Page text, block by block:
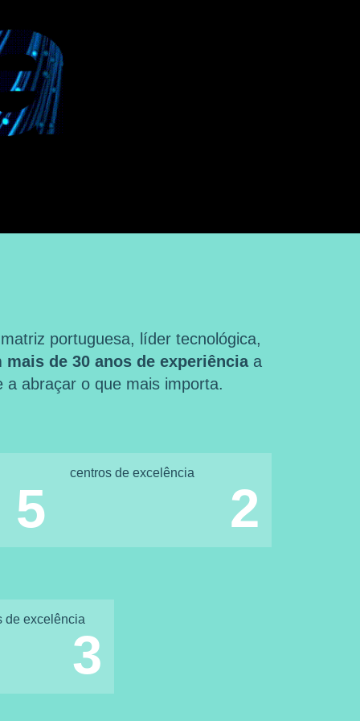
portuguesa, líder tecnológica,
mais de 30 anos de experiênciaa
a abraçar o que mais importa.
5
centros de excelência
2
de excelência
3